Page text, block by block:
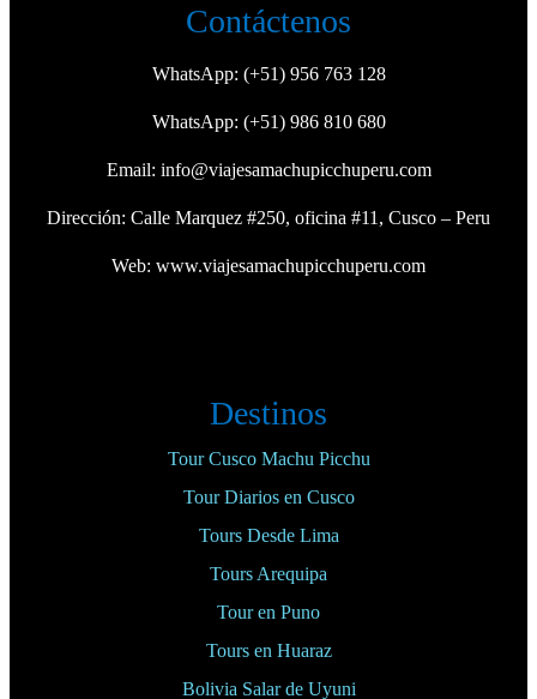
Contáctenos
WhatsApp: (+51) 956 763 128
WhatsApp: (+51) 986 810 680
Email: info@viajesamachupicchuperu.com
Dirección: Calle Marquez #250, oficina #11, Cusco – Peru
Web: www.viajesamachupicchuperu.com
Destinos
Tour Cusco Machu Picchu
Tour Diarios en Cusco
Tours Desde Lima
Tours Arequipa
Tour en Puno
Tours en Huaraz
Bolivia Salar de Uyuni